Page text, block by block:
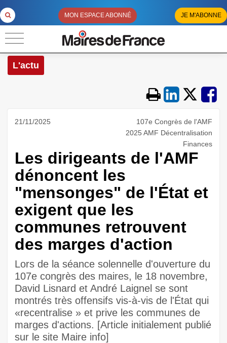
MON ESPACE ABONNÉ JE M'ABONNE
L'actu
21/11/2025
107e Congrès de l'AMF
2025 AMF Décentralisation
Finances
Les dirigeants de l'AMF
dénoncent les
"mensonges" de l'État et
exigent que les
communes retrouvent
des marges d'action
Lors de la séance solennelle d'ouverture du
107e congrès des maires, le 18 novembre,
David Lisnard et André Laignel se sont
montrés très offensifs vis-à-vis de l'État qui
«recentralise » et prive les communes de
marges d'actions. [Article initialement publié
sur le site Maire info]